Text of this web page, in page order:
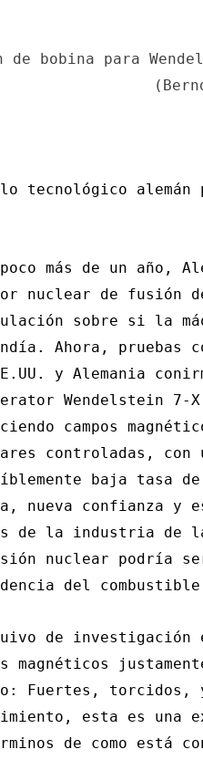
de bobina para
tecnológico alemán
poco más de un año,
nuclear de fusión
sobre si la
Ahora, pruebas
y Alemania
Wendelstein 7-
campos
controladas,
baja tasa
nueva confianza y
de la industria de
nuclear podría
del
de investigación
magnéticos
Fuertes, torcidos,
esta es una
de como está